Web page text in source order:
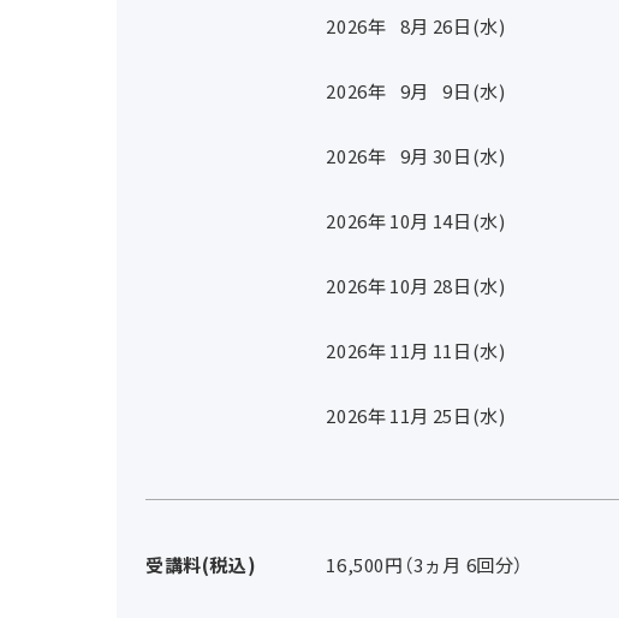
2026年 8月 26日(水)
2026年 9月 9日(水)
2026年 9月 30日(水)
2026年10月 14日(水)
2026年10月 28日(水)
2026年11月 11 日(水)
2026年11月 25日(水)
受講料(税込) 16,500円（3ヵ月 6回分）